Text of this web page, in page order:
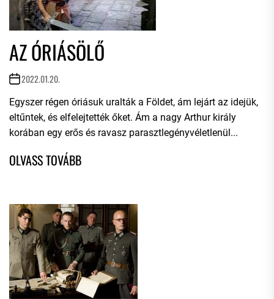
AZ ÓRIÁSÖLŐ
2022.01.20.
Egyszer régen óriásuk uralták a Földet, ám lejárt az idejük,
eltűntek, és elfelejtették őket. Ám a nagy Arthur király
korában egy erős és ravasz parasztlegényvéletlenül...